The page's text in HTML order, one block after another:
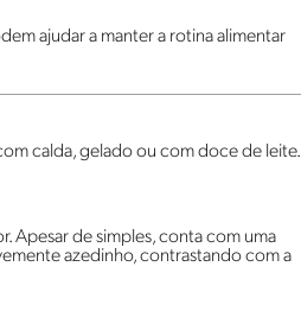
ajudar a manter a rotina alimentar
calda, gelado ou com doce de leite.
Apesar de simples, conta com uma
azedinho, contrastando com a